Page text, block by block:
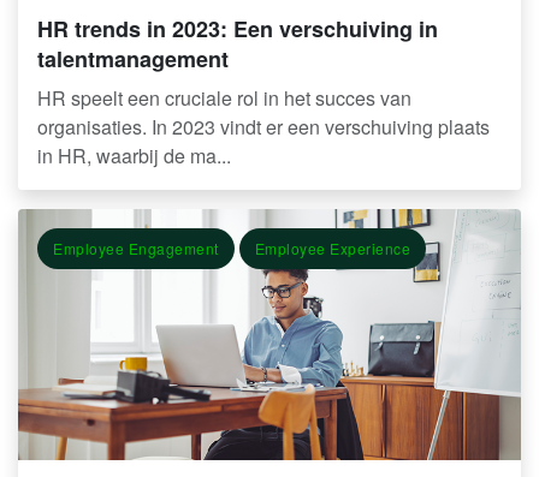
HR trends in 2023: Een verschuiving in
talentmanagement
HR speelt een cruciale rol in het succes van
organisaties. In 2023 vindt er een verschuiving plaats
in HR, waarbij de ma...
Employee Engagement Employee Experience